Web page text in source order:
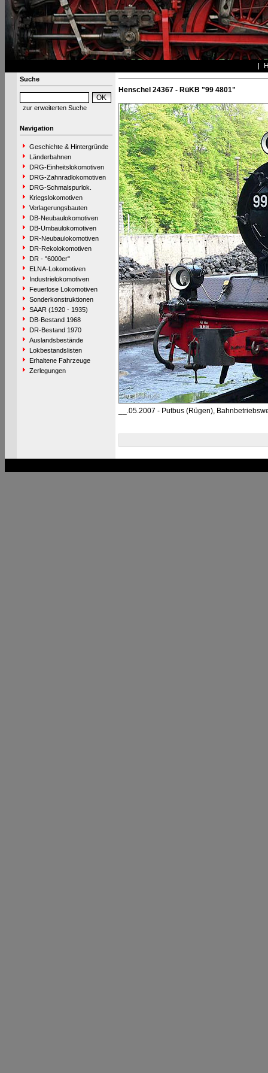
Suche
zur erweiterten Suche
Navigation
Geschichte & Hintergründe
Länderbahnen
DRG-Einheitslokomotiven
DRG-Zahnradlokomotiven
DRG-Schmalspurlok.
Kriegslokomotiven
Verlagerungsbauten
DB-Neubaulokomotiven
DB-Umbaulokomotiven
DR-Neubaulokomotiven
DR-Rekolokomotiven
DR - "6000er"
ELNA-Lokomotiven
Industrielokomotiven
Feuerlose Lokomotiven
Sonderkonstruktionen
SAAR (1920 - 1935)
DB-Bestand 1968
DR-Bestand 1970
Auslandsbestände
Lokbestandslisten
Erhaltene Fahrzeuge
Zerlegungen
Henschel 24367 - RüKB "99 4801"
__.05.2007 - Putbus (Rügen),